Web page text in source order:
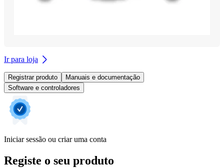
Ir para loja
Registrar produto
Manuais e documentação
Software e controladores
Iniciar sessão ou criar uma conta
Registe o seu produto